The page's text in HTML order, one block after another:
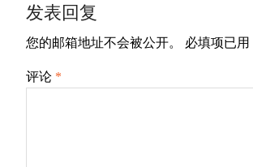
航
发表回复
您的邮箱地址不会被公开。 必填项已用
评论 *